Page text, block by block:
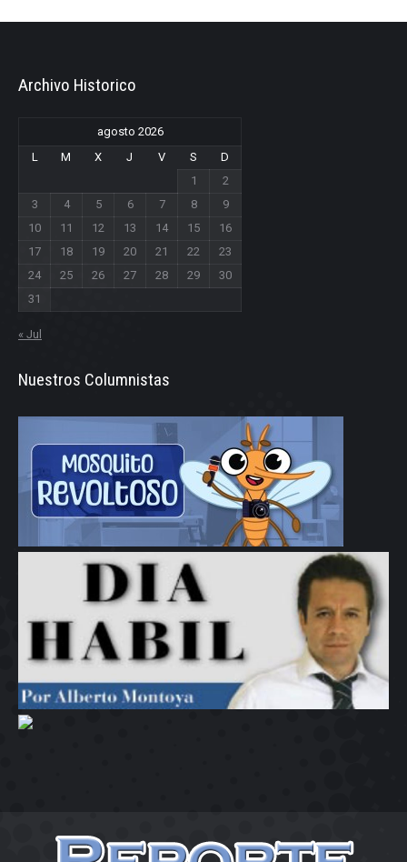
Archivo Historico
agosto 2026
L
M X J V S
D
1
2
3
4 5 6 7 8
9
10
11 12 13 14 15
16
17
18 19 20 21 22
23
24
25 26 27 28 29
30
31
« Jul
Nuestros Columnistas